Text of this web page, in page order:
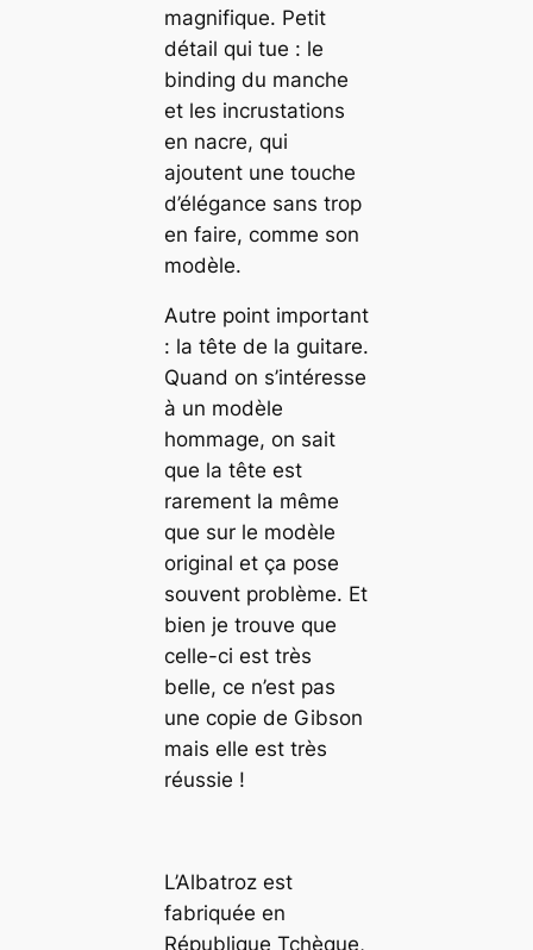
magnifique. Petit
détail qui tue : le
binding du manche
et les incrustations
en nacre, qui
ajoutent une touche
d’élégance sans trop
en faire, comme son
modèle.
Autre point important
: la tête de la guitare.
Quand on s’intéresse
à un modèle
hommage, on sait
que la tête est
rarement la même
que sur le modèle
original et ça pose
souvent problème. Et
bien je trouve que
celle-ci est très
belle, ce n’est pas
une copie de Gibson
mais elle est très
réussie !
L’Albatroz est
fabriquée en
République Tchèque,